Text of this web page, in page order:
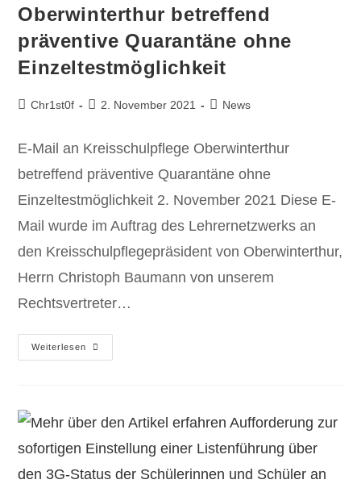
Oberwinterthur betreffend
präventive Quarantäne ohne
Einzeltestmöglichkeit
Chr1st0f 2. November 2021 News
E-Mail an Kreisschulpflege Oberwinterthur
betreffend präventive Quarantäne ohne
Einzeltestmöglichkeit 2. November 2021 Diese E-
Mail wurde im Auftrag des Lehrernetzwerks an
den Kreisschulpflegepräsident von Oberwinterthur,
Herrn Christoph Baumann von unserem
Rechtsvertreter…
Weiterlesen